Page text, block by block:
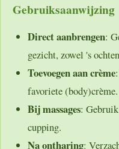
Gebruiksaanwijzing
Direct aanbrengen:
gezicht, zowel 's
Toevoegen aan crème
favoriete (body)crème.
Bij massages:
cupping.
Na ontharing: